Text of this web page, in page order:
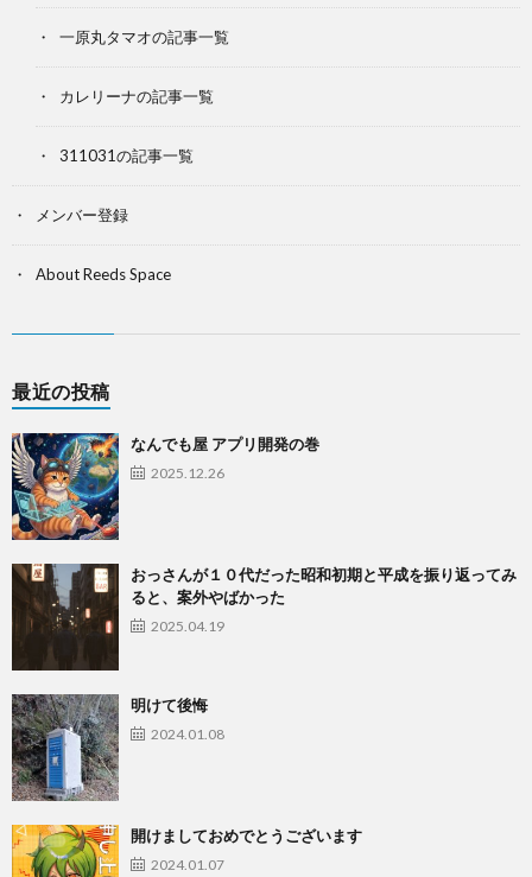
一原丸タマオの記事一覧
カレリーナの記事一覧
311031の記事一覧
メンバー登録
About Reeds Space
最近の投稿
なんでも屋 アプリ開発の巻
2025.12.26
おっさんが１０代だった昭和初期と平成を振り返ってみ
ると、案外やばかった
2025.04.19
明けて後悔
2024.01.08
開けましておめでとうございます
2024.01.07